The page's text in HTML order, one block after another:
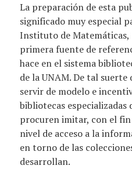
La preparación de esta
significado muy especial
Instituto de Matemáticas,
primera fuente de
hace en el sistema
de la UNAM. De tal
servir de modelo e
bibliotecas especializadas
procuren imitar, con el
nivel de acceso a la
en torno de las
desarrollan.